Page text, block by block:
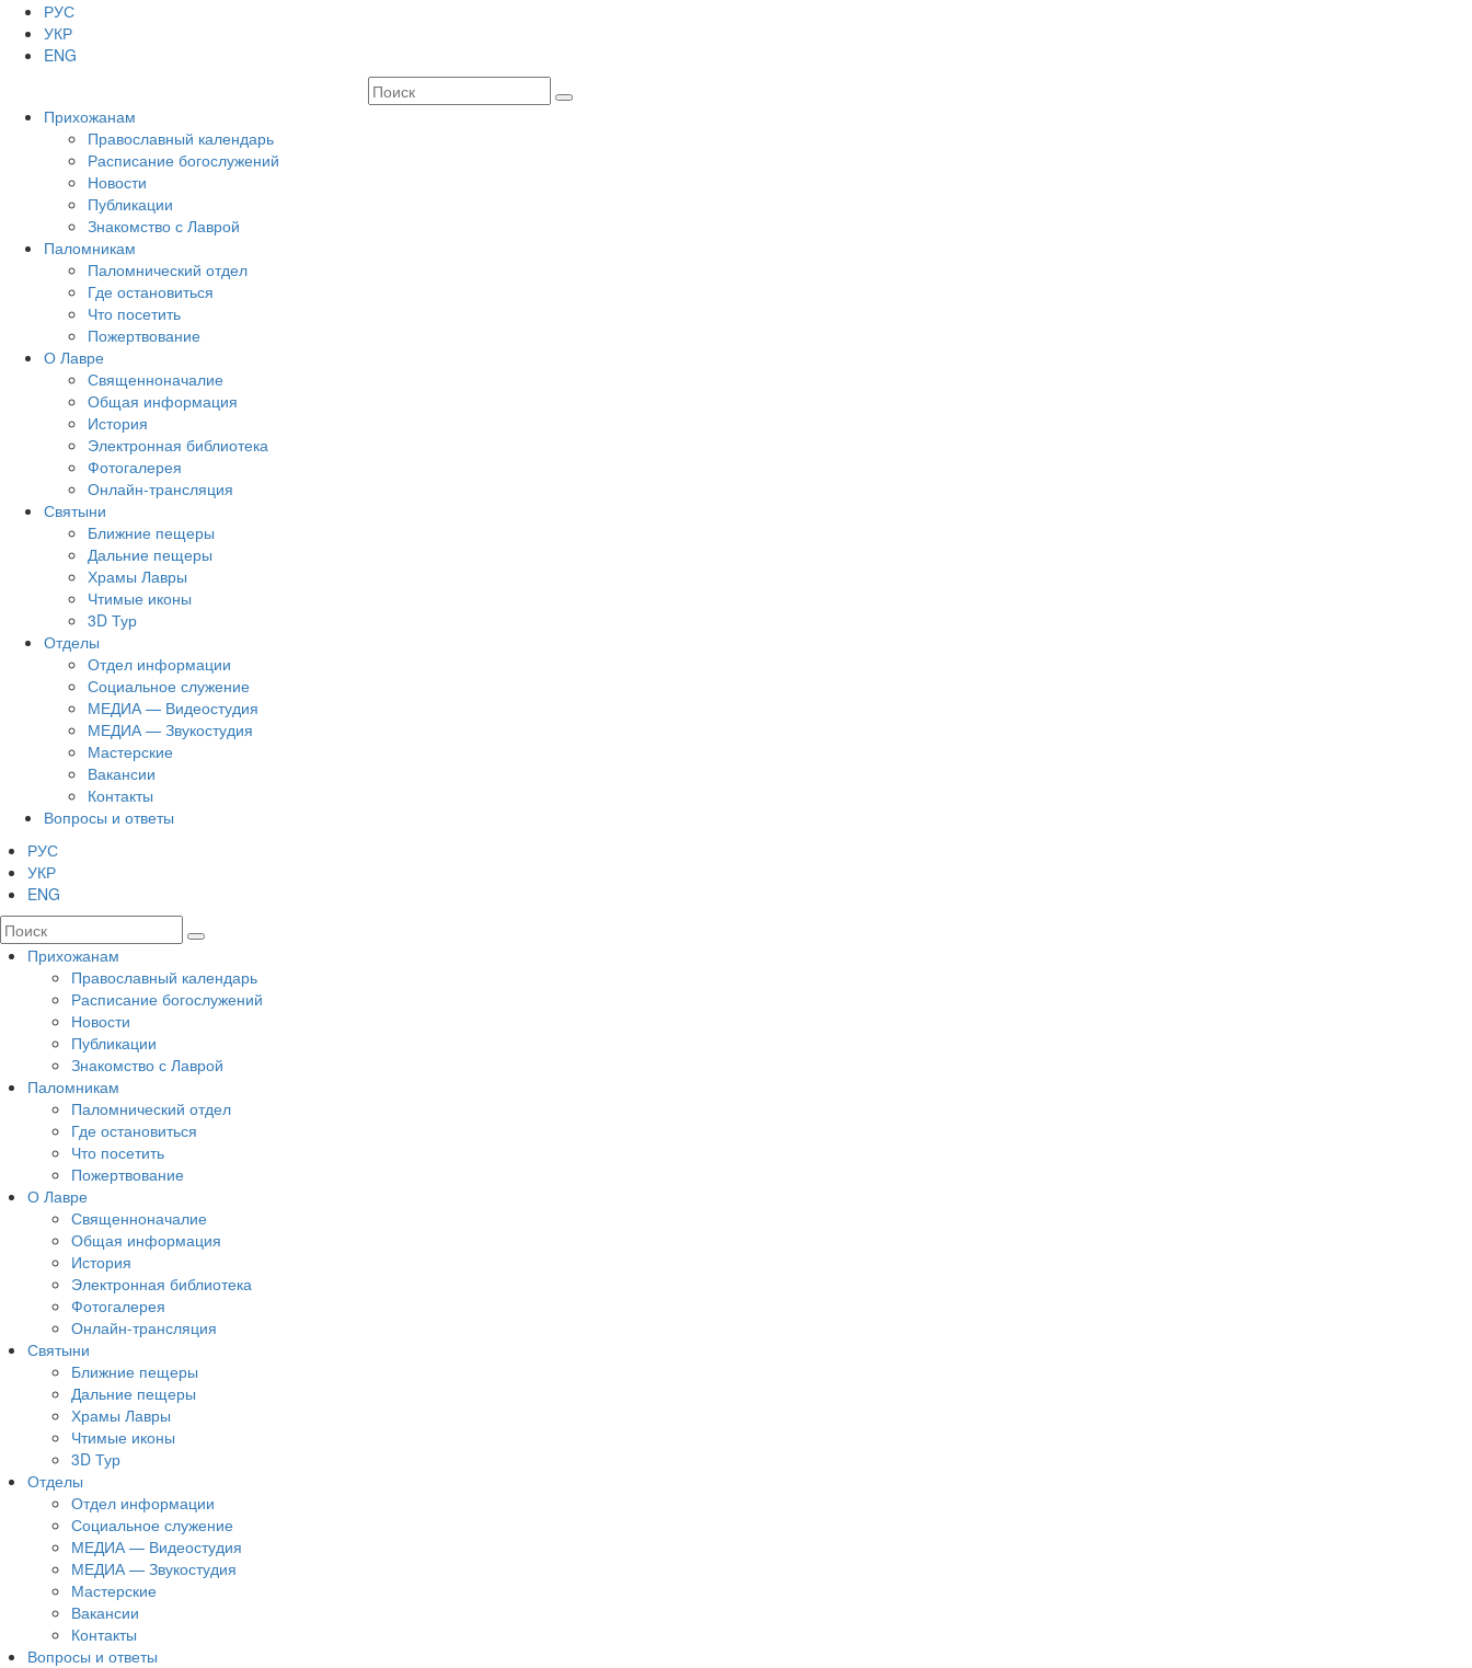
РУС
УКР
ENG
Прихожанам
Православный календарь
Расписание богослужений
Новости
Публикации
Знакомство с Лаврой
Паломникам
Паломнический отдел
Где остановиться
Что посетить
Пожертвование
О Лавре
Священноначалие
Общая информация
История
Электронная библиотека
Фотогалерея
Онлайн-трансляция
Святыни
Ближние пещеры
Дальние пещеры
Храмы Лавры
Чтимые иконы
3D Тур
Отделы
Отдел информации
Социальное служение
МЕДИА — Видеостудия
МЕДИА — Звукостудия
Мастерские
Вакансии
Контакты
Вопросы и ответы
РУС
УКР
ENG
Прихожанам
Православный календарь
Расписание богослужений
Новости
Публикации
Знакомство с Лаврой
Паломникам
Паломнический отдел
Где остановиться
Что посетить
Пожертвование
О Лавре
Священноначалие
Общая информация
История
Электронная библиотека
Фотогалерея
Онлайн-трансляция
Святыни
Ближние пещеры
Дальние пещеры
Храмы Лавры
Чтимые иконы
3D Тур
Отделы
Отдел информации
Социальное служение
МЕДИА — Видеостудия
МЕДИА — Звукостудия
Мастерские
Вакансии
Контакты
Вопросы и ответы